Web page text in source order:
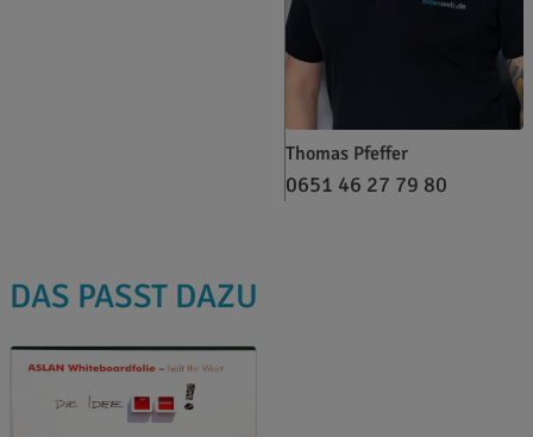
Thomas Pfeffer
0651 46 27 79 80
DAS PASST DAZU